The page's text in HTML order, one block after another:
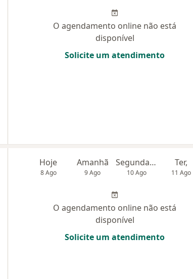
O agendamento online não está
disponível
Solicite um atendimento
Hoje
8 Ago
Amanhã
9 Ago
Segunda-feira
10 Ago
Ter,
11 Ago
O agendamento online não está
disponível
Solicite um atendimento